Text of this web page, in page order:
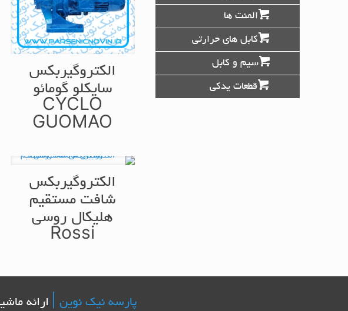
الکتروگیربکس
سایکلو گومائو
CYCLO
GUOMAO
الکتروگیربکس
شافت مستقیم
هلیکال روسی
Rossi
المنت ها
کابل های حرارتی
سیم و کابل
قطعات یدکی
پارسه نیک نوین |
ارائه